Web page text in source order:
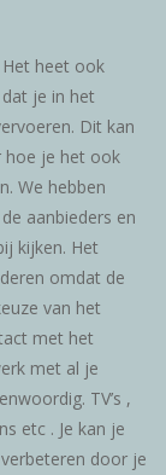
heet ook
je in het
Dit kan
hoe je het ook
We hebben
aanbieders en
kijken. Het
omdat de
van het
met het
met al je
TV’s ,
etc . Je kan je
door je